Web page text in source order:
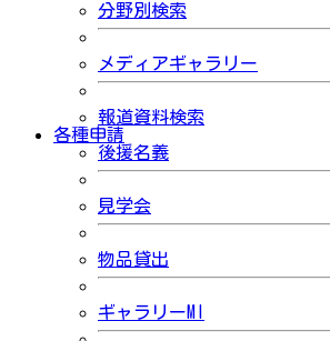
分野別検索
メディアギャラリー
報道資料検索
各種申請
後援名義
見学会
物品貸出
ギャラリーMI